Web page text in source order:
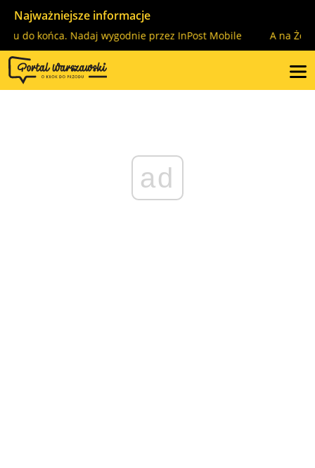
Najważniejsze informacje
końca. Nadaj wygodnie przez InPost Mobile A na
ad